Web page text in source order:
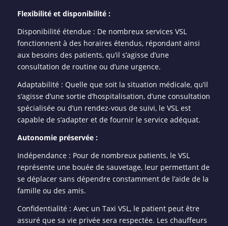
Flexibilité et disponibilité :
Disponibilité étendue : De nombreux services VSL
fonctionnent à des horaires étendus, répondant ainsi
aux besoins des patients, qu’il s’agisse d’une
consultation de routine ou d’une urgence.
Adaptabilité : Quelle que soit la situation médicale, qu’il
s’agisse d’une sortie d’hospitalisation, d’une consultation
spécialisée ou d’un rendez-vous de suivi, le VSL est
capable de s’adapter et de fournir le service adéquat.
Autonomie préservée :
Indépendance : Pour de nombreux patients, le VSL
représente une bouée de sauvetage, leur permettant de
se déplacer sans dépendre constamment de l’aide de la
famille ou des amis.
Confidentialité : Avec un Taxi VSL, le patient peut être
assuré que sa vie privée sera respectée. Les chauffeurs